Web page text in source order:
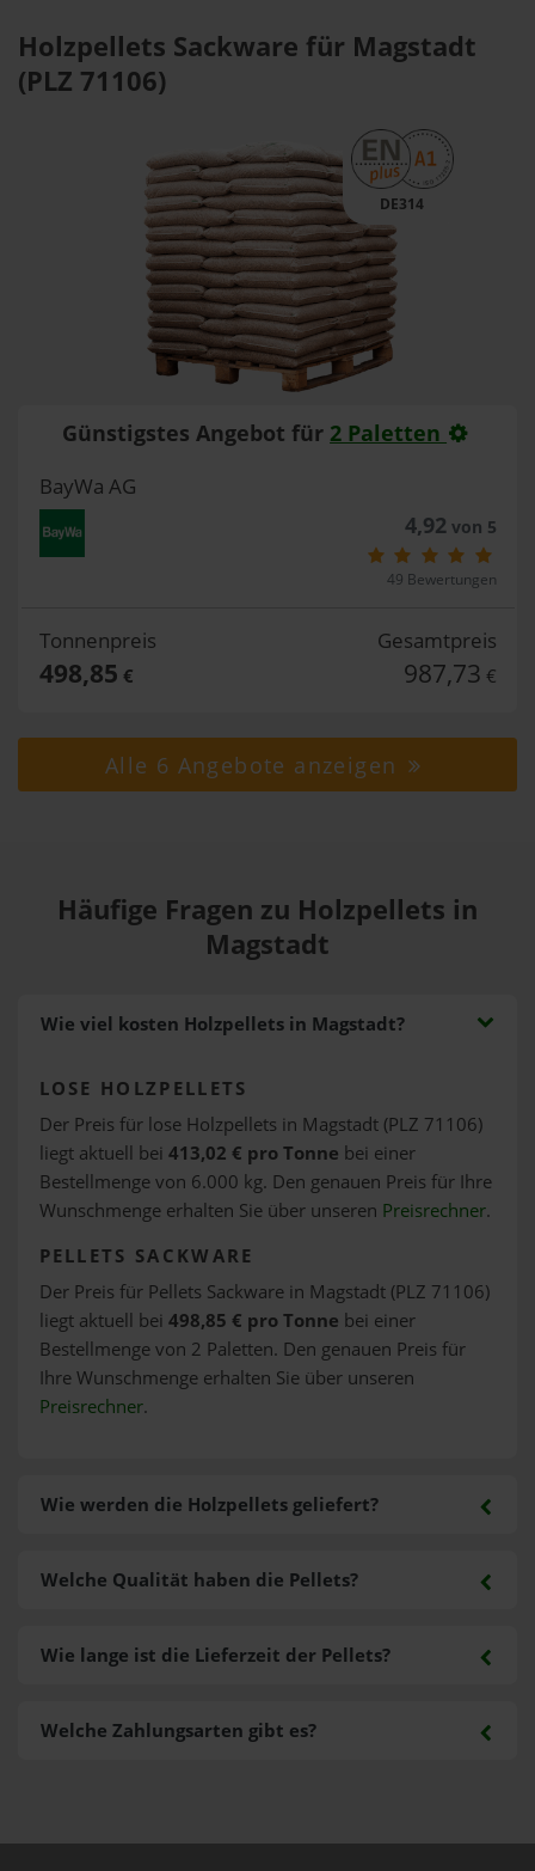
Holzpellets Sackware für Magstadt
(PLZ 71106)
DE314
Günstigstes Angebot für 2 Paletten
BayWa AG
4,92von 5
49 Bewertungen
Tonnenpreis
498,85 €
Gesamtpreis
987,73 €
Alle 6 Angebote anzeigen
Häufige Fragen zu Holzpellets in
Magstadt
Wie viel kosten Holzpellets in Magstadt?
LOSE HOLZPELLETS
Der Preis für lose Holzpellets in Magstadt (PLZ 71106)
liegt aktuell bei 413,02 € pro Tonne bei einer
Bestellmenge von 6.000 kg. Den genauen Preis für Ihre
Wunschmenge erhalten Sie über unseren Preisrechner.
PELLETS SACKWARE
Der Preis für Pellets Sackware in Magstadt (PLZ 71106)
liegt aktuell bei 498,85 € pro Tonne bei einer
Bestellmenge von 2 Paletten. Den genauen Preis für
Ihre Wunschmenge erhalten Sie über unseren
Preisrechner.
Wie werden die Holzpellets geliefert?
Welche Zahlungsarten gibt es?
Welche Qualität haben die Pellets?
Wie lange ist die Lieferzeit der Pellets?